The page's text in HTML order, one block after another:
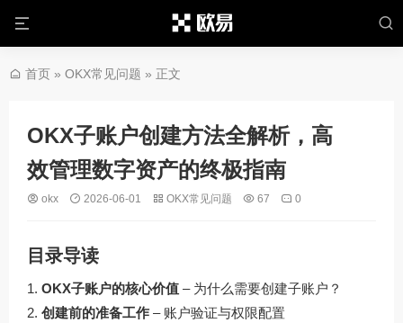
首页 » OKX常见问题 » 正文
OKX子账户创建方法全解析，高
效管理数字资产的终极指南
okx 2026-06-01 OKX常见问题 67 0
目录导读
OKX子账户的核心价值 – 为什么需要创建子账户？
创建前的准备工作 – 账户验证与权限配置